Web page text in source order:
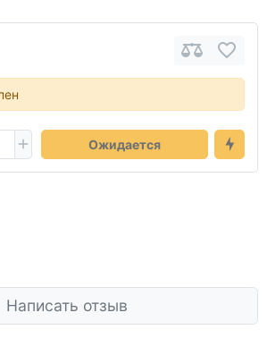
Ожидается
Написать отзыв